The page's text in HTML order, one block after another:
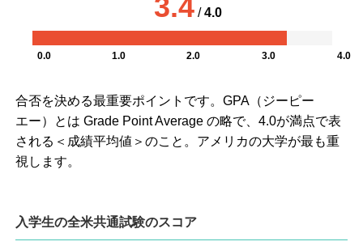
3.4/4.0
0.0 1.0 2.0 3.0 4.0
合否を決める最重要ポイントです。GPA（ジーピー
エー）とは Grade Point Average の略で、4.0が満点で表
される＜成績平均値＞のこと。アメリカの大学が最も重
視します。
入学生の全米共通試験のスコア